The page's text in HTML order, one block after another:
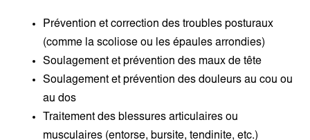
Prévention et correction des troubles posturaux
(comme la scoliose ou les épaules arrondies)
Soulagement et prévention des maux de tête
Soulagement et prévention des douleurs au cou ou
au dos
Traitement des blessures articulaires ou
musculaires (entorse, bursite, tendinite, etc.)